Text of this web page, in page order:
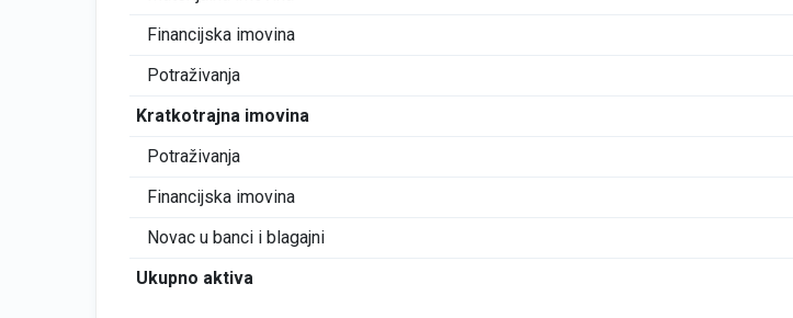
Financijska imovina
Potraživanja
Kratkotrajna imovina
Potraživanja
Financijska imovina
Novac u banci i blagajni
Ukupno aktiva